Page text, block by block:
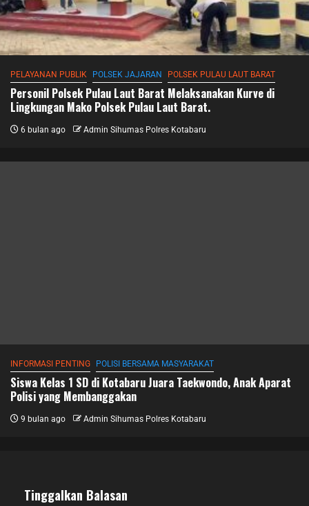
PELAYANAN PUBLIK POLSEK JAJARAN POLSEK PULAU LAUT BARAT
Personil Polsek Pulau Laut Barat Melaksanakan Kurve di
Lingkungan Mako Polsek Pulau Laut Barat.
6 bulan ago Admin Sihumas Polres Kotabaru
INFORMASI PENTING POLISI BERSAMA MASYARAKAT
Siswa Kelas 1 SD di Kotabaru Juara Taekwondo, Anak Aparat
Polisi yang Membanggakan
9 bulan ago Admin Sihumas Polres Kotabaru
Tinggalkan Balasan